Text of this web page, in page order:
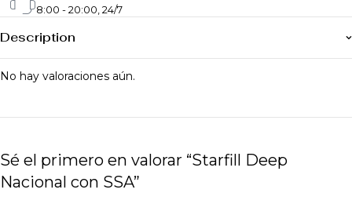
8:00 - 20:00, 24/7
Description
No hay valoraciones aún.
Sé el primero en valorar “Starfill Deep
Nacional con SSA”